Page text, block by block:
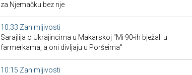
za Njemačku bez nje
10:33 Zanimljivosti
Sarajlija o Ukrajincima u Makarskoj "Mi 90-ih bježali u
farmerkama, a oni divljaju u Poršeima"
10:15 Zanimljivosti